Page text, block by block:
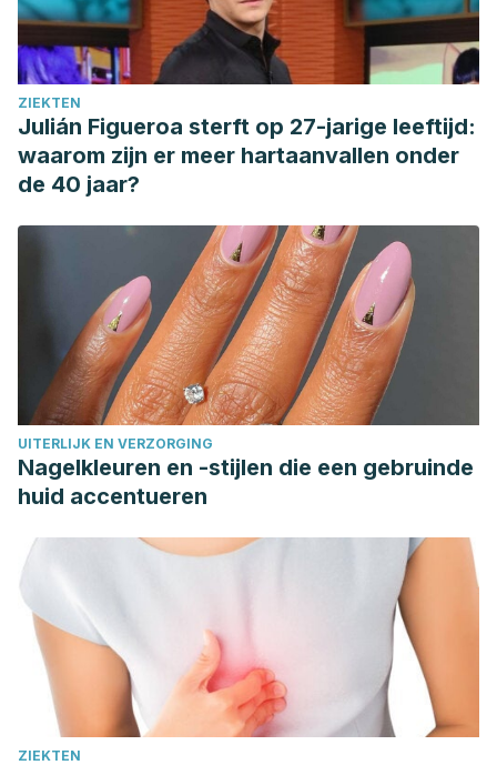
ZIEKTEN
Julián Figueroa sterft op 27-jarige leeftijd:
waarom zijn er meer hartaanvallen onder
de 40 jaar?
UITERLIJK EN VERZORGING
Nagelkleuren en -stijlen die een gebruinde
huid accentueren
ZIEKTEN